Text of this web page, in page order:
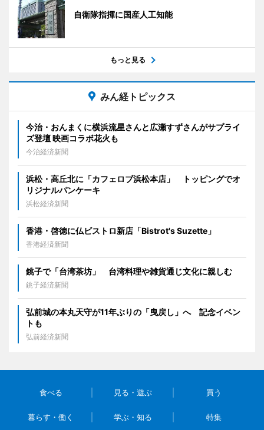
自衛隊指揮に国産人工知能
もっと見る
みん経トピックス
今治・おんまくに横浜流星さんと広瀬すずさんがサプライ
ズ登壇 映画コラボ花火も
今治経済新聞
浜松・高丘北に「カフェロブ浜松本店」 トッピングでオ
リジナルパンケーキ
浜松経済新聞
香港・啓徳に仏ビストロ新店「Bistrot's Suzette」
香港経済新聞
銚子で「台湾茶坊」 台湾料理や雑貨通じ文化に親しむ
銚子経済新聞
弘前城の本丸天守が11年ぶりの「曳戻し」へ 記念イベン
トも
弘前経済新聞
食べる 見る・遊ぶ 買う
暮らす・働く 学ぶ・知る 特集